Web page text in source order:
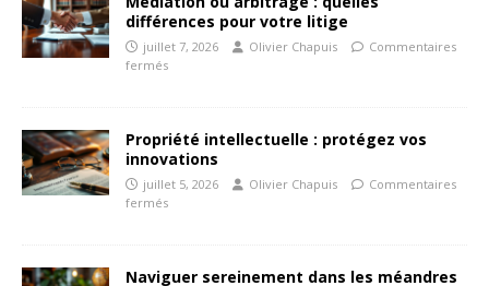
différences pour votre litige
juillet 7, 2026 Olivier Chapuis
Commentaires
fermés
Propriété intellectuelle : protégez vos
innovations
juillet 5, 2026 Olivier Chapuis
Commentaires
fermés
Naviguer sereinement dans les méandres